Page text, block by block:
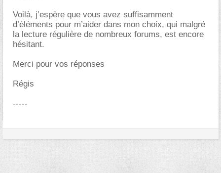
Voilà, j’espère que vous avez suffisamment
d’éléments pour m’aider dans mon choix, qui malgré
la lecture régulière de nombreux forums, est encore
hésitant.
Merci pour vos réponses
Régis
-----